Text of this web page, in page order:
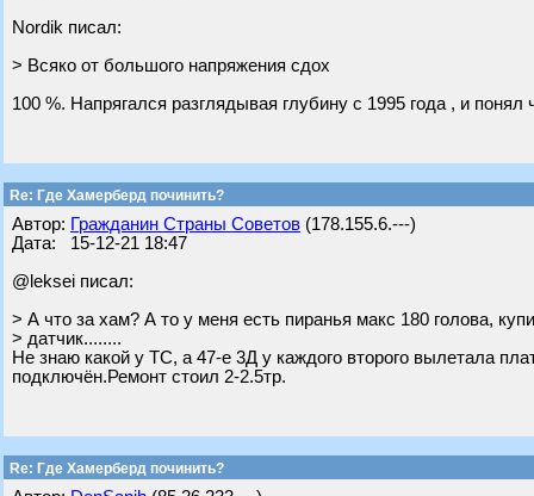
Nordik писал:
> Всяко от большого напряжения сдох
100 %. Напрягался разглядывая глубину с 1995 года , и понял
Re: Где Хамерберд починить?
Автор: Гражданин Страны Советов (178.155.6.---)
Дата: 15-12-21 18:47
@leksei писал:
> А что за хам? А то у меня есть пиранья макс 180 голова,
> датчик........
Не знаю какой у ТС, а 47-е 3Д у каждого второго вылетала
подключён.Ремонт стоил 2-2.5тр.
Re: Где Хамерберд починить?